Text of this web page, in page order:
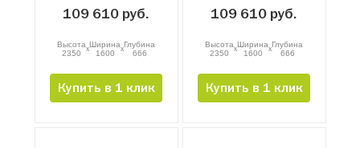
109 610 руб.
Высота
2350
xШирина
1600
xГлубина
666
Купить в 1 клик
109 610 руб.
Высота
2350
xШирина
1600
xГлубина
666
Купить в 1 клик